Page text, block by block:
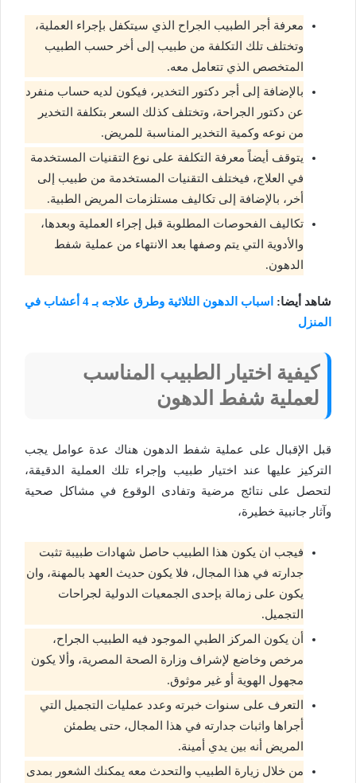
معرفة أجر الطبيب الجراح الذي سيتكفل بإجراء العملية،
وتختلف تلك التكلفة من طبيب إلى أخر حسب الطبيب
المتخصص الذي تتعامل معه.
بالإضافة إلى أجر دكتور التخدير، فيكون لديه حساب منفرد
عن دكتور الجراحة، وتختلف كذلك السعر بتكلفة التخدير
من نوعه وكمية التخدير المناسبة للمريض.
يتوقف أيضاً معرفة التكلفة على نوع التقنيات المستخدمة
في العلاج، فيختلف التقنيات المستخدمة من طبيب إلى
أخر، بالإضافة إلى تكاليف مستلزمات المريض الطبية.
تكاليف الفحوصات المطلوبة قبل إجراء العملية وبعدها،
والأدوية التي يتم وصفها بعد الانتهاء من عملية شفط
الدهون.
شاهد أيضا:
اسباب الدهون الثلاثية وطرق علاجه بـ 4 أعشاب في
المنزل
كيفية اختيار الطبيب المناسب
لعملية شفط الدهون
قبل الإقبال على عملية شفط الدهون هناك عدة عوامل يجب
التركيز عليها عند اختيار طبيب وإجراء تلك العملية الدقيقة،
لتحصل على نتائج مرضية وتفادى الوقوع في مشاكل صحية
وآثار جانبية خطيرة،
فيجب ان يكون هذا الطبيب حاصل شهادات طبيبة تثبت
جدارته في هذا المجال، فلا يكون حديث العهد بالمهنة، وان
يكون على زمالة بإحدى الجمعيات الدولية لجراحات
التجميل.
أن يكون المركز الطبي الموجود فيه الطبيب الجراح،
مرخص وخاضع لإشراف وزارة الصحة المصرية، وألا يكون
مجهول الهوية أو غير موثوق.
التعرف على سنوات خبرته وعدد عمليات التجميل التي
أجراها واثبات جدارته في هذا المجال، حتى يطمئن
المريض أنه بين يدي أمينة.
من خلال زيارة الطبيب والتحدث معه يمكنك الشعور بمدى